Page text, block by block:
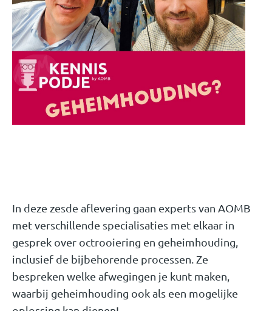
In deze zesde aflevering gaan experts van AOMB
met verschillende specialisaties met elkaar in
gesprek over octrooiering en geheimhouding,
inclusief de bijbehorende processen. Ze
bespreken welke afwegingen je kunt maken,
waarbij geheimhouding ook als een mogelijke